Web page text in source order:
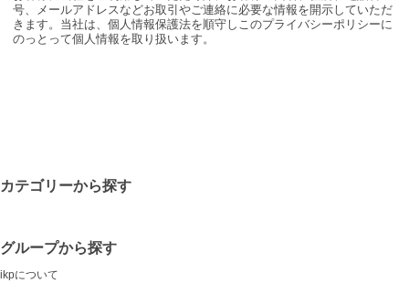
号、メールアドレスなどお取引やご連絡に必要な情報を開示していただ
きます。当社は、個人情報保護法を順守しこのプライバシーポリシーに
のっとって個人情報を取り扱います。
カテゴリーから探す
グループから探す
ikpについて